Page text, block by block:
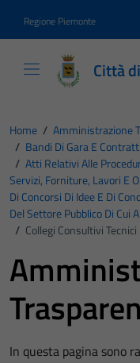
Regione Piemonte
Città
Home / Amministrazione
/ Bandi Di Gara E
/ Atti Relativi Alle
Servizi, Forniture, Lavori E
Di Concorsi Di Idee E Di
Del Settore Pubblico Di Cui
/ Collegi Consultivi Tecnici
In questa pagina sono